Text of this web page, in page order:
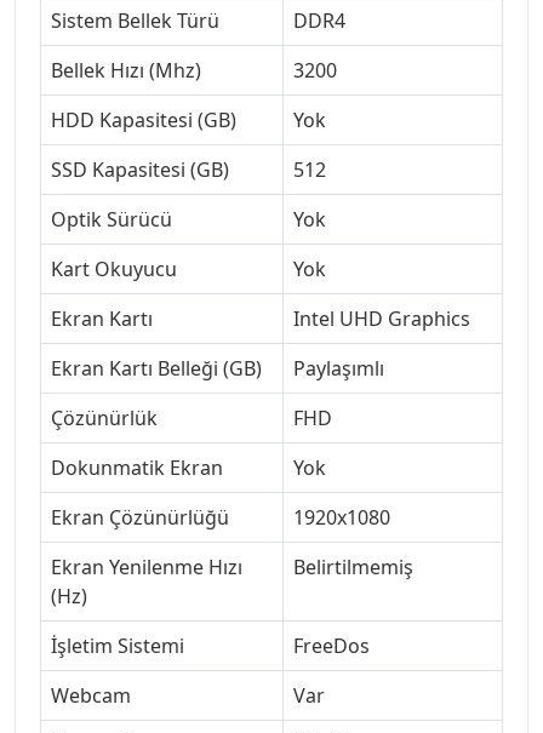
Sistem Bellek Türü
DDR4
Bellek Hızı (Mhz)
3200
HDD Kapasitesi (GB)
Yok
SSD Kapasitesi (GB)
512
Optik Sürücü
Yok
Kart Okuyucu
Yok
Ekran Kartı
Intel UHD Graphics
Ekran Kartı Belleği (GB)
Paylaşımlı
Çözünürlük
FHD
Dokunmatik Ekran
Yok
Ekran Çözünürlüğü
1920x1080
Ekran Yenilenme Hızı
(Hz)
Belirtilmemiş
İşletim Sistemi
FreeDos
Webcam
Var